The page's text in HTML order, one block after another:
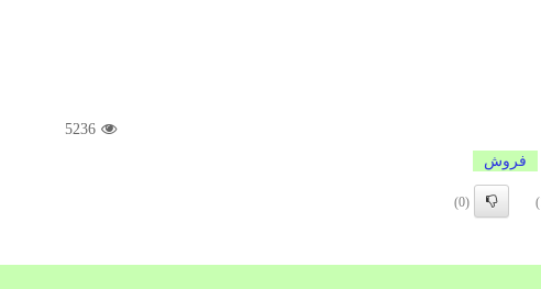
5236
فروش
(0)